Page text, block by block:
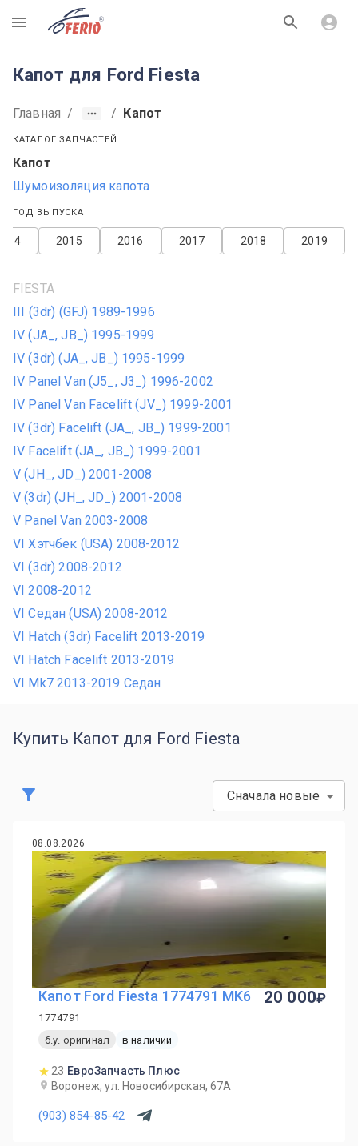
R
Капот для Ford Fiesta
Главная / / Капот
КАТАЛОГ ЗАПЧАСТЕЙ
Капот
Шумоизоляция капота
ГОД ВЫПУСКА
2019
2018
2017
2016
2015
FIESTA
III (3dr) (GFJ) 1989-1996
IV (JA_, JB_) 1995-1999
IV (3dr) (JA_, JB_) 1995-1999
IV Panel Van (J5_, J3_) 1996-2002
IV Panel Van Facelift (JV_) 1999-2001
IV (3dr) Facelift (JA_, JB_) 1999-2001
IV Facelift (JA_, JB_) 1999-2001
V (JH_, JD_) 2001-2008
V (3dr) (JH_, JD_) 2001-2008
V Panel Van 2003-2008
VI Хэтчбек (USA) 2008-2012
VI (3dr) 2008-2012
VI 2008-2012
VI Седан (USA) 2008-2012
VI Hatch (3dr) Facelift 2013-2019
VI Hatch Facelift 2013-2019
VI Mk7 2013-2019 Седан
Купить Капот для Ford Fiesta
Сначала новые
08.08.2026
Капот Ford Fiesta 1774791 MK6
1774791
б.у. оригинал
в наличии
23 ЕвроЗапчасть Плюс
Воронеж, ул. Новосибирская, 67А
(903) 854-85-42
20 000